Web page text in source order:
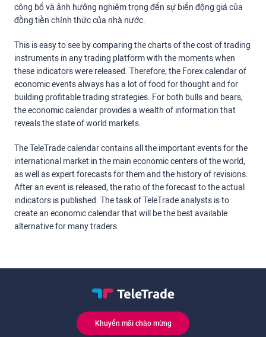
công bố và ảnh hưởng nghiêm trọng đến sự biến động giá của
đồng tiền chính thức của nhà nước.
This is easy to see by comparing the charts of the cost of trading
instruments in any trading platform with the moments when
these indicators were released. Therefore, the Forex calendar of
economic events always has a lot of food for thought and for
building profitable trading strategies. For both bulls and bears,
the economic calendar provides a wealth of information that
reveals the state of world markets.
The TeleTrade calendar contains all the important events for the
international market in the main economic centers of the world,
as well as expert forecasts for them and the history of revisions.
After an event is released, the ratio of the forecast to the actual
indicators is published. The task of TeleTrade analysts is to
create an economic calendar that will be the best available
alternative for many traders.
Khuyến mãi chào mừng